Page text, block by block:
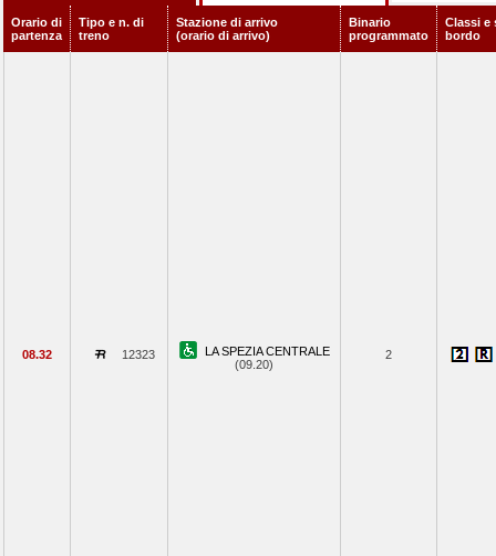
Orario di
partenza
Tipo e n. di
treno
Stazione di arrivo
(orario di arrivo)
Binario
programmato
Classi e
bordo
08.32 12323
LA SPEZIA CENTRALE
(09.20)
2